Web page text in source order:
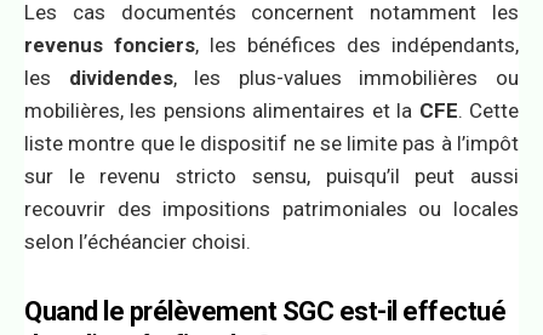
Les cas documentés concernent notamment les
revenus fonciers, les bénéfices des indépendants,
les dividendes, les plus-values immobilières ou
mobilières, les pensions alimentaires et la CFE. Cette
liste montre que le dispositif ne se limite pas à l’impôt
sur le revenu stricto sensu, puisqu’il peut aussi
recouvrir des impositions patrimoniales ou locales
selon l’échéancier choisi.
Quand le prélèvement SGC est-il effectué